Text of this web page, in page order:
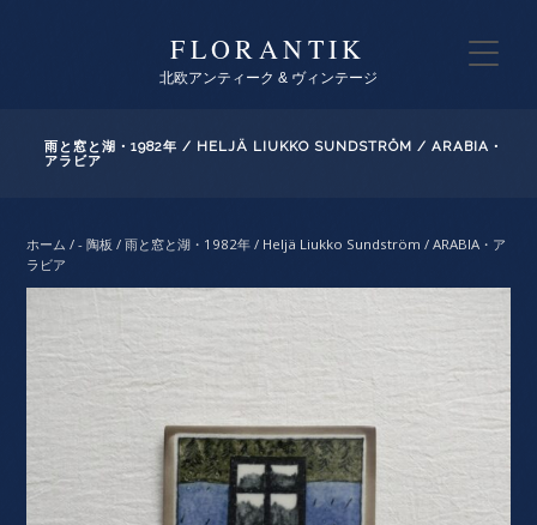
FLORANTIK
北欧アンティーク & ヴィンテージ
雨と窓と湖・1982年 / HELJÄ LIUKKO SUNDSTRÖM / ARABIA・
アラビア
ホーム /- 陶板 / 雨と窓と湖・1982年 / Heljä Liukko Sundström / ARABIA・ア
ラビア